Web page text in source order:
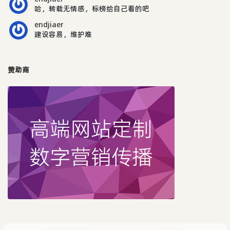
哈，转载无情感，标榜给自己看的吧
endjiaer
建设容易，维护难
赞助商